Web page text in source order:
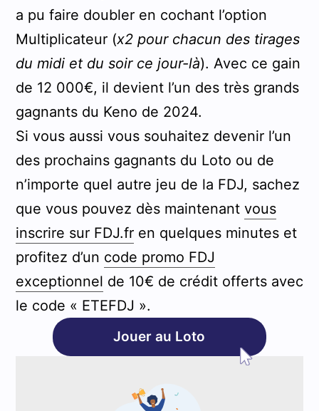
a pu faire doubler en cochant l’option
Multiplicateur (x2 pour chacun des tirages
du midi et du soir ce jour-là). Avec ce gain
de 12 000€, il devient l’un des très grands
gagnants du Keno de 2024.
Si vous aussi vous souhaitez devenir l’un
des prochains gagnants du Loto ou de
n’importe quel autre jeu de la FDJ, sachez
que vous pouvez dès maintenant vous
inscrire sur FDJ.fren quelques minutes et
profitez d’un code promo FDJ
exceptionnel de 10€ de crédit offerts avec
le code « ETEFDJ ».
Jouer au Loto